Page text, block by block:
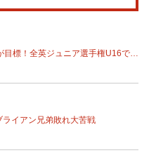
英ジュニア選手権U16で湯藤慶寿が優勝！
ライアン兄弟敗れ大苦戦